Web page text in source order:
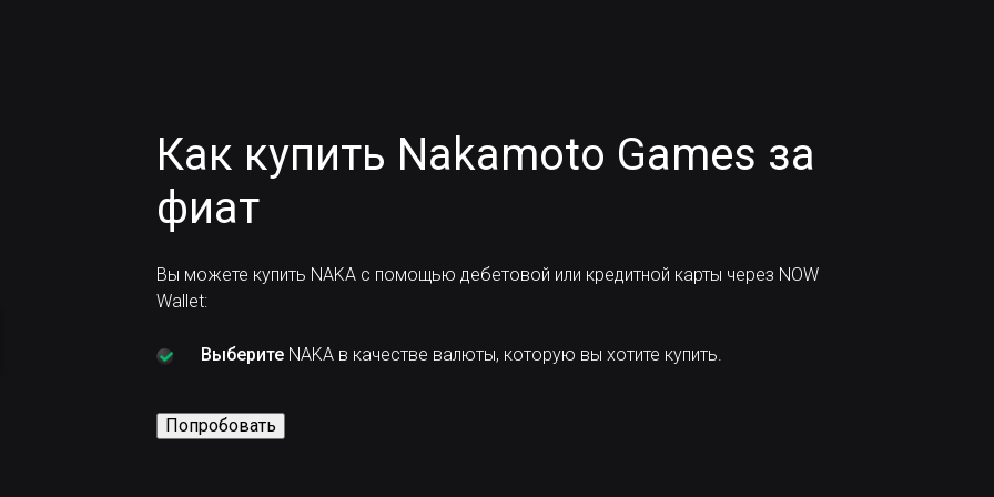
Как купить Nakamoto Games за
фиат
Вы можете купить NAKA с помощью дебетовой или кредитной карты через NOW
Wallet:
ВыберитеNAKA в качестве валюты, которую вы хотите купить.
Попробовать